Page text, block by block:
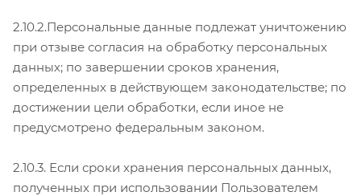
2.10.2.Персональные данные подлежат уничтожению
при отзыве согласия на обработку персональных
данных; по завершении сроков хранения,
определенных в действующем законодательстве; по
достижении цели обработки, если иное не
предусмотрено федеральным законом.
2.10.3. Если сроки хранения персональных данных,
полученных при использовании Пользователем